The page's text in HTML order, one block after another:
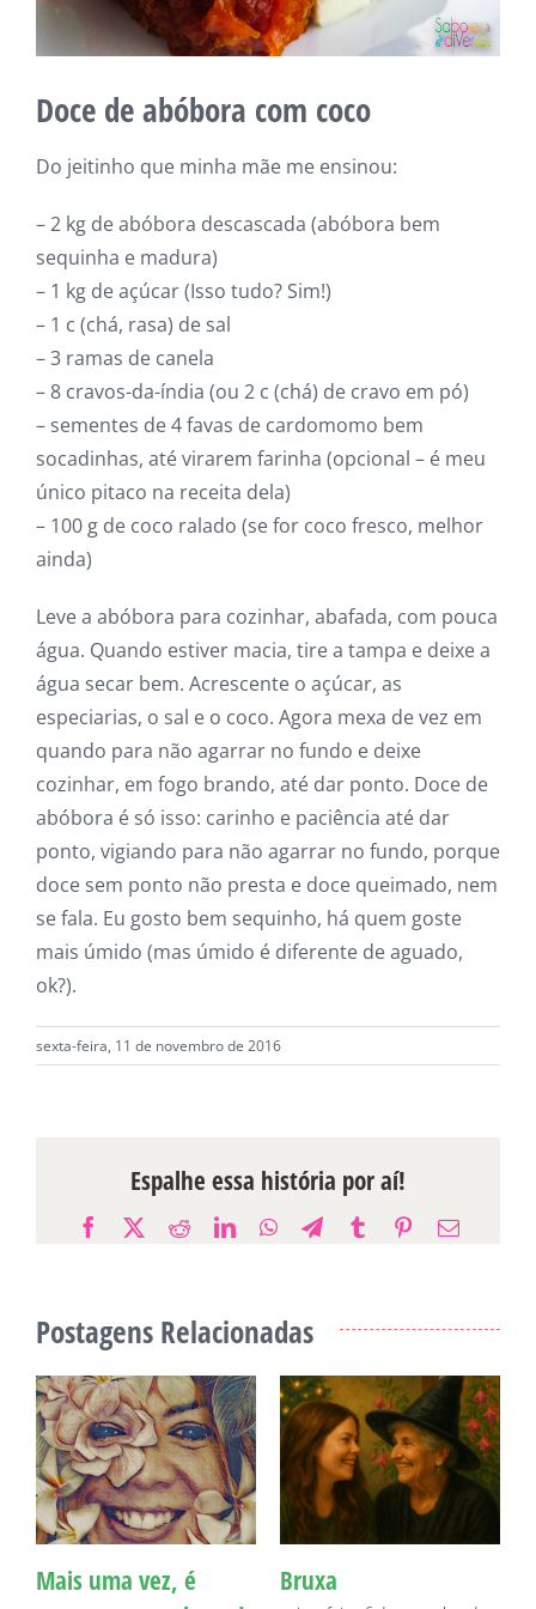
Doce de abóbora com coco
Do jeitinho que minha mãe me ensinou:
– 2 kg de abóbora descascada (abóbora bem
sequinha e madura)
– 1 kg de açúcar (Isso tudo? Sim!)
– 1 c (chá, rasa) de sal
– 3 ramas de canela
– 8 cravos-da-índia (ou 2 c (chá) de cravo em pó)
– sementes de 4 favas de cardomomo bem
socadinhas, até virarem farinha (opcional – é meu
único pitaco na receita dela)
– 100 g de coco ralado (se for coco fresco, melhor
ainda)
Leve a abóbora para cozinhar, abafada, com pouca
água. Quando estiver macia, tire a tampa e deixe a
água secar bem. Acrescente o açúcar, as
especiarias, o sal e o coco. Agora mexa de vez em
quando para não agarrar no fundo e deixe
cozinhar, em fogo brando, até dar ponto. Doce de
abóbora é só isso: carinho e paciência até dar
ponto, vigiando para não agarrar no fundo, porque
doce sem ponto não presta e doce queimado, nem
se fala. Eu gosto bem sequinho, há quem goste
mais úmido (mas úmido é diferente de aguado,
ok?).
sexta-feira, 11 de novembro de 2016
Espalhe essa história por aí!
Facebook RedditLinkedInWhatsApp
Telegram
TumblrPinterest
E-
Postagens Relacionadas
Mais uma vez, é
Bruxa